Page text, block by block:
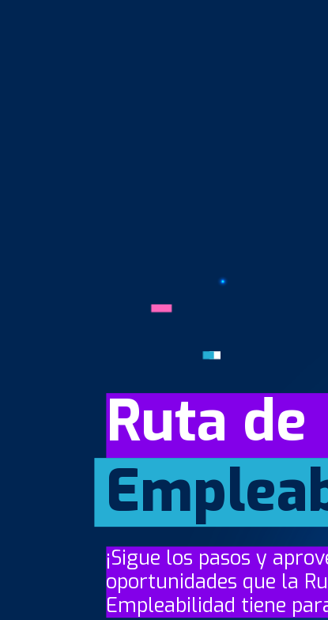
Ruta de
¡Sigue los pasos y
oportunidades que la
Empleabilidad tiene